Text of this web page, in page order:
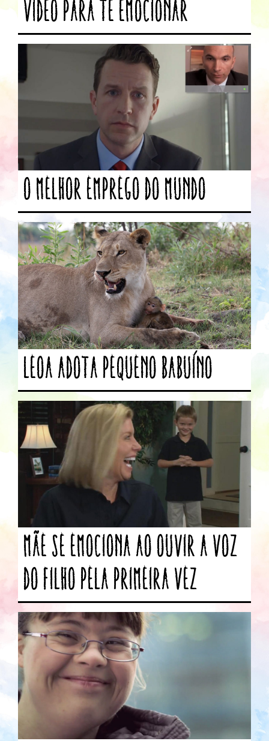
vídeo para te emocionar
O melhor emprego do mundo
Leoa adota pequeno babuíno
Mãe se emociona ao ouvir a voz
do filho pela primeira vez